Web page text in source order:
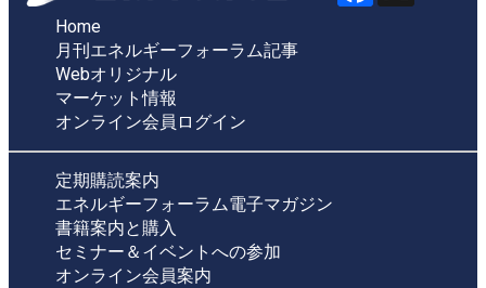
Home
月刊エネルギーフォーラム記事
Webオリジナル
マーケット情報
オンライン会員ログイン
定期購読案内
エネルギーフォーラム電子マガジン
書籍案内と購入
セミナー＆イベントへの参加
オンライン会員案内